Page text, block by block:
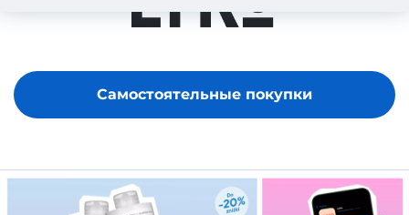
Самостоятельные покупки